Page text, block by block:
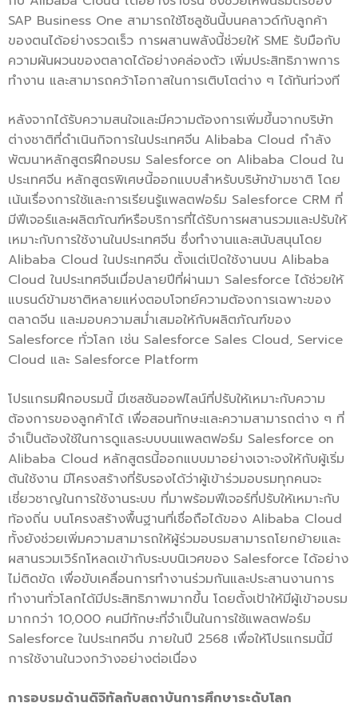
SAP Business One สามารถใช้โซลูชันนี้บนคลาวด์กับลูกค้า
ของตนได้อย่างรวดเร็ว การผสานพลังนี้ช่วยให้ SME รับมือกับ
ความผันผวนของตลาดได้อย่างคล่องตัว เพิ่มประสิทธิภาพการ
ทำงาน และสามารถคว้าโอกาสในการเติบโตต่าง ๆ ได้ทันท่วงที
หลังจากได้รับความสนใจและมีความต้องการเพิ่มขึ้นจากบริษัท
ต่างชาติที่ดำเนินกิจการในประเทศจีน Alibaba Cloud กำลัง
พัฒนาหลักสูตรฝึกอบรม Salesforce on Alibaba Cloud ใน
ประเทศจีน หลักสูตรพิเศษนี้ออกแบบสำหรับบริษัทข้ามชาติ โดย
เน้นเรื่องการใช้และการเรียนรู้แพลตฟอร์ม Salesforce CRM ที่
มีฟีเจอร์และผลิตภัณฑ์หรือบริการที่ได้รับการผสานรวมและปรับให้
เหมาะกับการใช้งานในประเทศจีน ซึ่งทำงานและสนับสนุนโดย
Alibaba Cloud ในประเทศจีน ตั้งแต่เปิดใช้งานบน Alibaba
Cloud ในประเทศจีนเมื่อปลายปีที่ผ่านมา Salesforce ได้ช่วยให้
แบรนด์ข้ามชาติหลายแห่งตอบโจทย์ความต้องการเฉพาะของ
ตลาดจีน และมอบความสม่ำเสมอให้กับผลิตภัณฑ์ของ
Salesforce ทั่วโลก เช่น Salesforce Sales Cloud, Service
Cloud และ Salesforce Platform
โปรแกรมฝึกอบรมนี้ มีเซสชันออฟไลน์ที่ปรับให้เหมาะกับความ
ต้องการของลูกค้าได้ เพื่อสอนทักษะและความสามารถต่าง ๆ ที่
จำเป็นต้องใช้ในการดูแลระบบบนแพลตฟอร์ม Salesforce on
Alibaba Cloud หลักสูตรนี้ออกแบบมาอย่างเจาะจงให้กับผู้เริ่ม
ต้นใช้งาน มีโครงสร้างที่รับรองได้ว่าผู้เข้าร่วมอบรมทุกคนจะ
เชี่ยวชาญในการใช้งานระบบ ที่มาพร้อมฟีเจอร์ที่ปรับให้เหมาะกับ
ท้องถิ่น บนโครงสร้างพื้นฐานที่เชื่อถือได้ของ Alibaba Cloud
ทั้งยังช่วยเพิ่มความสามารถให้ผู้ร่วมอบรมสามารถโยกย้ายและ
ผสานรวมเวิร์กโหลดเข้ากับระบบนิเวศของ Salesforce ได้อย่าง
ไม่ติดขัด เพื่อขับเคลื่อนการทำงานร่วมกันและประสานงานการ
ทำงานทั่วโลกได้มีประสิทธิภาพมากขึ้น โดยตั้งเป้าให้มีผู้เข้าอบรม
มากกว่า 10,000 คนมีทักษะที่จำเป็นในการใช้แพลตฟอร์ม
Salesforce ในประเทศจีน ภายในปี 2568 เพื่อให้โปรแกรมนี้มี
การใช้งานในวงกว้างอย่างต่อเนื่อง
การอบรมด้านดิจิทัลกับสถาบันการศึกษาระดับโลก